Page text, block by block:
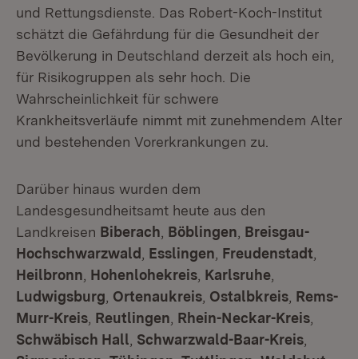
und Rettungsdienste. Das Robert-Koch-Institut
schätzt die Gefährdung für die Gesundheit der
Bevölkerung in Deutschland derzeit als hoch ein,
für Risikogruppen als sehr hoch. Die
Wahrscheinlichkeit für schwere
Krankheitsverläufe nimmt mit zunehmendem Alter
und bestehenden Vorerkrankungen zu.
Darüber hinaus wurden dem
Landesgesundheitsamt heute aus den
Landkreisen Biberach Böblingen Breisgau-
Hochschwarzwald
Esslingen Freudenstadt
Heilbronn Hohenlohekreis Karlsruhe
Ludwigsburg Ortenaukreis Ostalbkreis Rems-
Murr-Kreis Reutlingen Rhein-Neckar-Kreis
Schwäbisch Hall Schwarzwald-Baar-Kreis